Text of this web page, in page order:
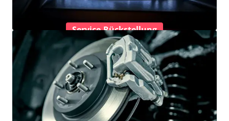
Service-Rückstellung